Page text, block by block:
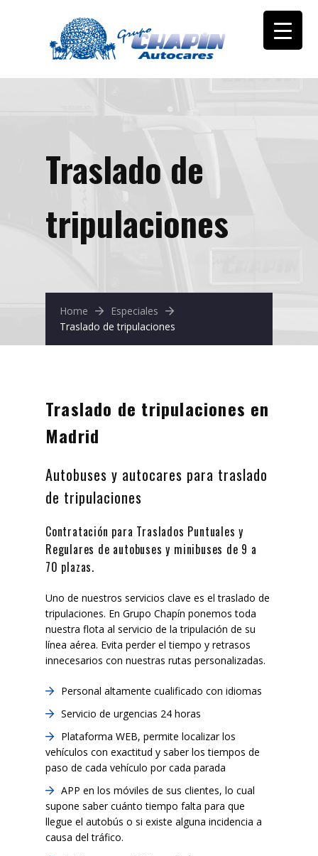
Traslado de
tripulaciones
Home
Especiales
Traslado de tripulaciones
Traslado de tripulaciones en
Madrid
Autobuses y autocares para traslado
de tripulaciones
Contratación para Traslados Puntuales y
Regulares de autobuses y minibuses de 9 a
70 plazas.
Uno de nuestros servicios clave es el traslado de
tripulaciones. En Grupo Chapín ponemos toda
nuestra flota al servicio de la tripulación de su
línea aérea. Evita perder el tiempo y retrasos
innecesarios con nuestras rutas personalizadas.
Personal altamente cualificado con idiomas
Servicio de urgencias 24 horas
Plataforma WEB, permite localizar los
vehículos con exactitud y saber los tiempos de
paso de cada vehículo por cada parada
APP en los móviles de sus clientes, lo cual
supone saber cuánto tiempo falta para que
llegue el autobús o si existe alguna incidencia a
causa del tráfico.